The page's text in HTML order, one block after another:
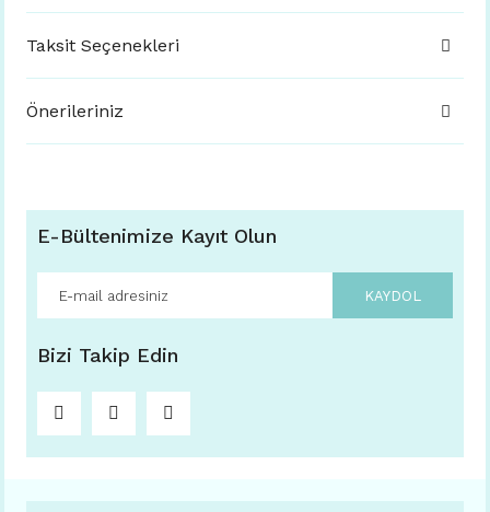
Taksit Seçenekleri
Önerileriniz
E-Bültenimize Kayıt Olun
KAYDOL
Bizi Takip Edin